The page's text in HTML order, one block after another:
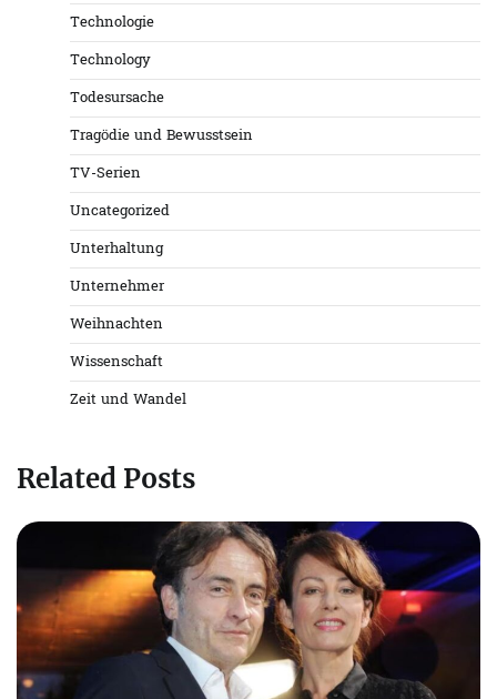
Technologie
Technology
Todesursache
Tragödie und Bewusstsein
TV-Serien
Uncategorized
Unterhaltung
Unternehmer
Weihnachten
Wissenschaft
Zeit und Wandel
Related Posts